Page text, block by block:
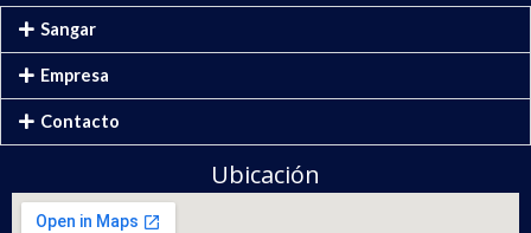
Sangar
Empresa
Contacto
Ubicación